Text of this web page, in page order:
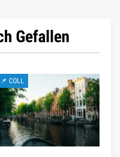
Gefallen
📌 COLL